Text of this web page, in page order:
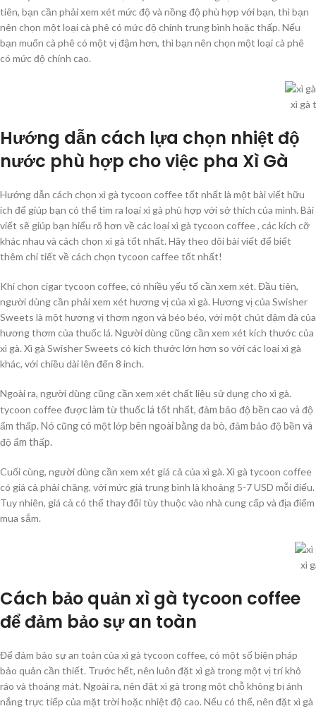
tiên, bạn cần phải xem xét mức độ và nồng độ phù hợp với bạn, thì bạn
nên chọn một loại cà phê có mức độ chính trung bình hoặc thấp. Nếu
bạn muốn cà phê có một vị đậm hơn, thì bạn nên chọn một loại cà phê
có mức độ chính cao.
xì gà
Hướng dẫn cách lựa chọn nhiệt độ
nước phù hợp cho việc pha Xì Gà
Hướng dẫn cách chọn xì gà tycoon coffee tốt nhất là một bài viết hữu
ích để giúp bạn có thể tìm ra loại xì gà phù hợp với sở thích của mình. Bài
viết sẽ giúp bạn hiểu rõ hơn về các loại xì gà tycoon coffee , các kích cỡ
khác nhau và cách chọn xì gà tốt nhất. Hãy theo dõi bài viết để biết
thêm chi tiết về cách chọn tycoon caffee tốt nhất!
Khi chọn cigar tycoon coffee, có nhiều yếu tố cần xem xét. Đầu tiên,
người dùng cần phải xem xét hương vị của xì gà. Hương vị của Swisher
Sweets là một hương vị thơm ngon và béo béo, với một chút đậm đà của
hương thơm của thuốc lá. Người dùng cũng cần xem xét kích thước của
xì gà. Xì gà Swisher Sweets có kích thước lớn hơn so với các loại xì gà
khác, với chiều dài lên đến 8 inch.
Ngoài ra, người dùng cũng cần xem xét chất liệu sử dụng cho xì gà.
tycoon coffeeđược làm từ thuốc lá tốt nhất, đảm bảo độ bền cao và độ
ẩm thấp. Nó cũng có một lớp bên ngoài bằng da bò, đảm bảo độ bền và
độ ẩm thấp.
Cuối cùng, người dùng cần xem xét giá cả của xì gà. Xì gà tycoon coffee
có giá cả phải chăng, với mức giá trung bình là khoảng 5-7 USD mỗi điếu.
Tuy nhiên, giá cả có thể thay đổi tùy thuộc vào nhà cung cấp và địa điểm
mua sắm.
xì
Cách bảo quản xì gà tycoon coffee
để đảm bảo sự an toàn
Để đảm bảo sự an toàn của xì gà tycoon coffee, có một số biện pháp
bảo quản cần thiết. Trước hết, nên luôn đặt xì gà trong một vị trí khô
ráo và thoáng mát. Ngoài ra, nên đặt xì gà trong một chỗ không bị ánh
nắng trực tiếp của mặt trời hoặc nhiệt độ cao. Nếu có thể, nên đặt xì gà